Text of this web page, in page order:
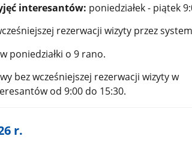
interesantów: poniedziałek - piątek
rezerwacji wizyty przez system
poniedziałki o 9 rano.
bez wcześniejszej rezerwacji wizyty w
od9:00 do 15:30.
r.